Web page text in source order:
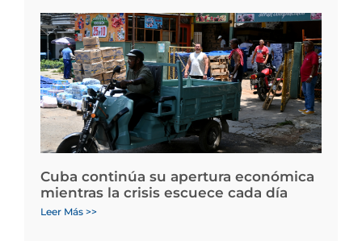
Cuba continúa su apertura económica
mientras la crisis escuece cada día
Leer Más >>